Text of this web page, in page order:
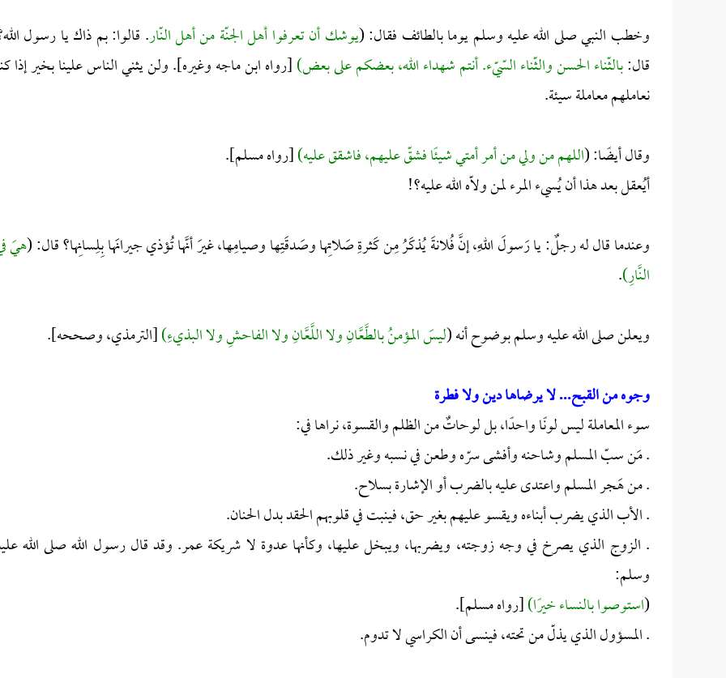
وخطب النبي صلى الله عليه وسلم يوما بالطائف فقال: (يوشك أن تعرفوا أهل الجنّة من أهل النّار. قالوا: بم ذاك يا رسول
قال:بالثّناء الحسن والثّناء السّيّء. أنتم شهداء الله، بعضكم على بعض)[رواه ابن ماجه وغيره]. ولن يثني الناس علينا بخير إذا
نعاملهم معاملة سيئة.
وقال أيضًا: (اللهم من ولي من أمر أمتي شيئًا فشقّ عليهم، فاشقق عليه)[رواه مسلم].
أيُعقل بعد هذا أن يُسيء المرء لمن ولاّه الله عليه؟!
وعندما قال له رجلٌ: يا رَسولَ اللهِ، إنَّ فُلانةَ يُذكَرُ مِن كَثرةِ صَلاتِها وصَدقَتِها وصيامِها، غيرَ أنَّها تُؤذي جيرانَها بِلِسانِها؟ قال: (هيَ
النَّارِ).
ويعلن صلى الله عليه وسلم بوضوح أنه (ليسَ المؤمنُ بالطَّعَّانِ ولا اللَّعَّانِ ولا الفاحشِ ولا البذيءِ)[الترمذي، وصححه].
وجوه من القبح... لا يرضاها دين ولا فطرة
سوء المعاملة ليس لونًا واحدًا، بل لوحاتٌ من الظلم والقسوة، نراها في:
. مَن سبّ المسلم وشاحنه وأفشى سرّه وطعن في نسبه وغير ذلك.
. من هَجر المسلم واعتدى عليه بالضرب أو الإشارة بسلاح.
. الأب الذي يضرب أبناءه ويقسو عليهم بغير حق، فينبت في قلوبهم الحقد بدل الحنان.
. الزوج الذي يصرخ في وجه زوجته، ويضربها، ويبخل عليها، وكأنها عدوة لا شريكة عمر. وقد قال رسول الله صلى الله
وسلم:
(استوصوا بالنساء خيرًا)[رواه مسلم].
. المسؤول الذي يذلّ من تحته، فينسى أن الكراسي لا تدوم.